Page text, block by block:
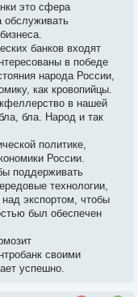
это сфера
обслуживать
банков входят
в победе
народа России,
как кровопийцы.
в нашей
бла. Народ и так
политике,
России.
поддерживать
технологии,
экспортом, чтобы
был обеспечен
своими
успешно.